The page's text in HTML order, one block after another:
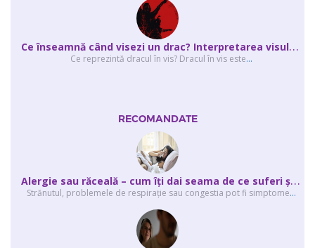
C
e înseamnă când visezi un drac? Interpretarea visului în care apar unul sau...
Ce reprezintă dracul în vis? Dracul în vis este...
RECOMANDATE
A
lergie sau răceală – cum îţi dai seama de ce suferi și de ce conteaz...
Strănutul, problemele de respirație sau congestia pot fi simptome...